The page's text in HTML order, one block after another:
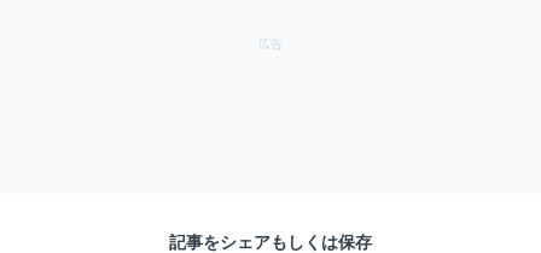
記事をシェアもしくは保存